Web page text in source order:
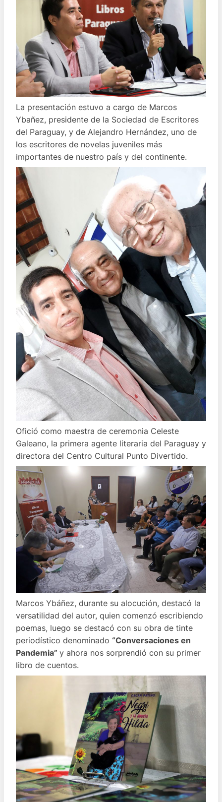
La presentación estuvo a cargo de Marcos
Ybañez, presidente de la Sociedad de Escritores
del Paraguay, y de Alejandro Hernández, uno de
los escritores de novelas juveniles más
importantes de nuestro país y del continente.
Ofició como maestra de ceremonia Celeste
Galeano, la primera agente literaria del Paraguay y
directora del Centro Cultural Punto Divertido.
Marcos Ybáñez, durante su alocución, destacó la
versatilidad del autor, quien comenzó escribiendo
poemas, luego se destacó con su obra de tinte
periodístico denominado “Conversaciones en
Pandemia” y ahora nos sorprendió con su primer
libro de cuentos.